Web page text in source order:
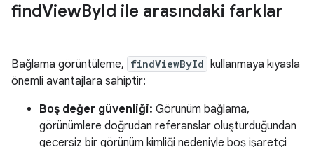
findViewById ile arasındaki farklar
Bağlama görüntüleme, findViewById kullanmaya kıyasla
önemli avantajlara sahiptir:
Boş değer güvenliği: Görünüm bağlama,
görünümlere doğrudan referanslar oluşturduğundan
geçersiz bir görünüm kimliği nedeniyle boş işaretçi